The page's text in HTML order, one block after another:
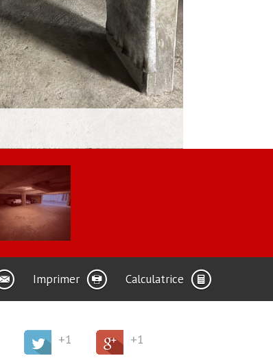
Imprimer Calculatrice
+1 +1